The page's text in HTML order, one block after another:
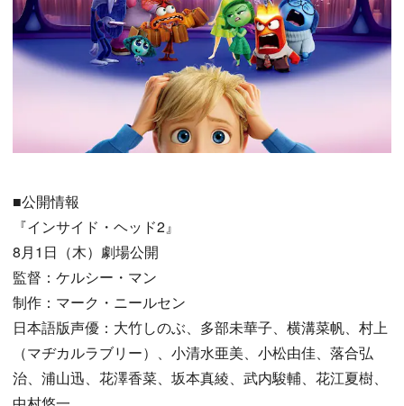
■公開情報
『インサイド・ヘッド2』
8月1日（木）劇場公開
監督：ケルシー・マン
制作：マーク・ニールセン
日本語版声優：大竹しのぶ、多部未華子、横溝菜帆、村上
（マヂカルラブリー）、小清水亜美、小松由佳、落合弘
治、浦山迅、花澤香菜、坂本真綾、武内駿輔、花江夏樹、